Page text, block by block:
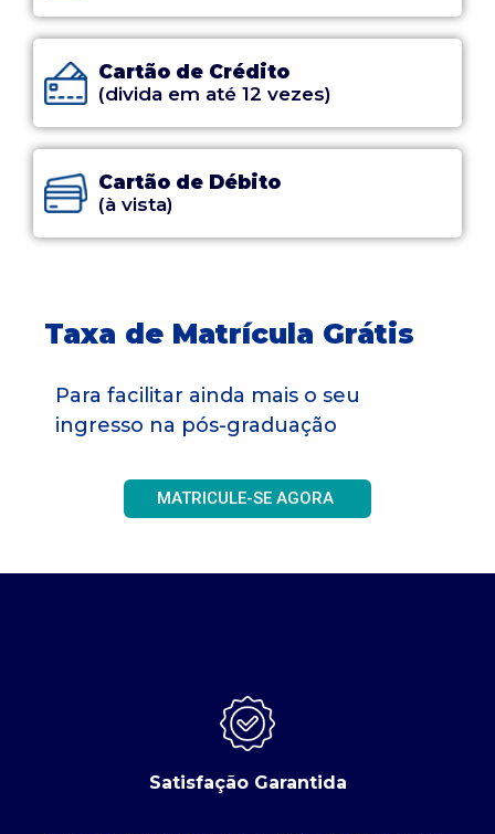
Cartão de Crédito
(divida em até 12 vezes)
Cartão de Débito
(à vista)
Taxa de Matrícula Grátis
Para facilitar ainda mais o seu
ingresso na pós-graduação
MATRICULE-SE AGORA
Satisfação Garantida